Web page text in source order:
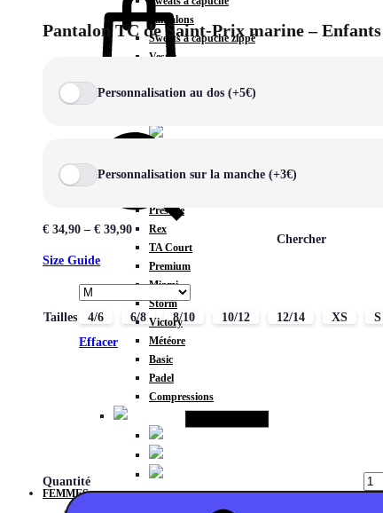
Pantalons
Sweats à capuche zippé
Vestes
Prestige
Rex
TA Court
Premium
Miami
Storm
Victory
Météore
Basic
Padel
Compressions
FEMMES
Chercher
Pantalon TC de Saint-Prix marine –
Personnalisation au dos (+5€)
Personnalisation sur la manche (+3€)
€ 34,90 – € 39,90
Size Guide
Tailles 4/6 6/8 8/10 10/12 12/14 XS S
Effacer
Quantité